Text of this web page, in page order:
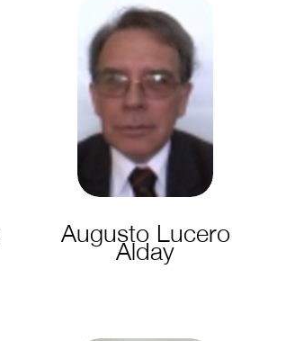
Augusto Lucero
Alday